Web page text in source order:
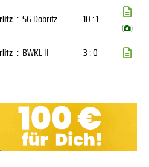
: SG Dobritz 10 : 1
( )
: BWKL II 3 : 0